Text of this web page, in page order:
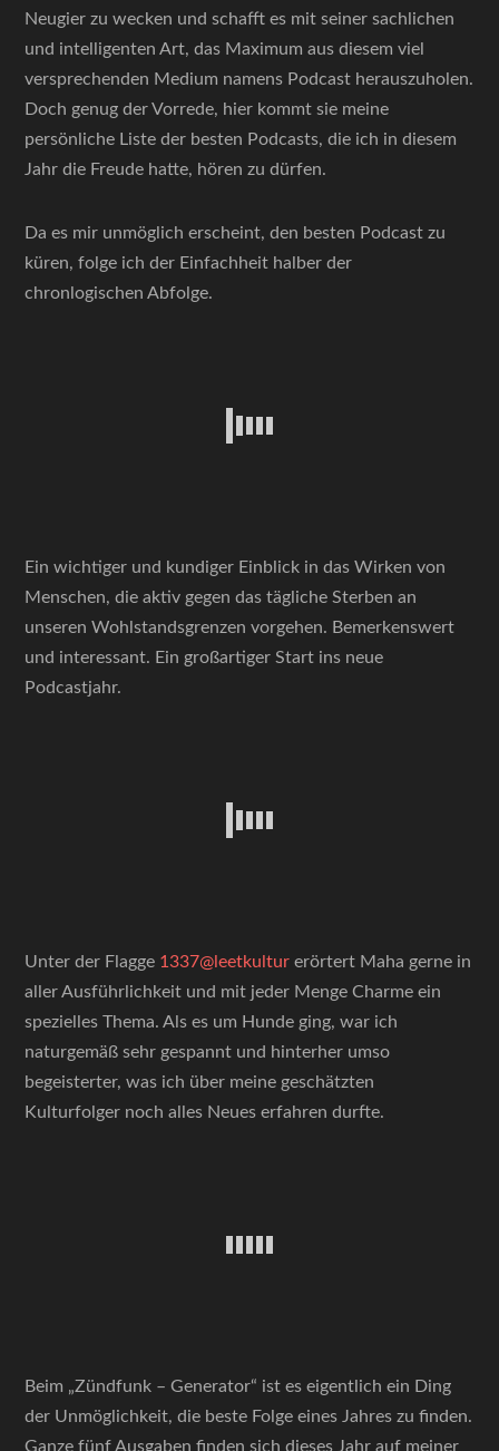
Neugier zu wecken und schafft es mit seiner sachlichen
und intelligenten Art, das Maximum aus diesem viel
versprechenden Medium namens Podcast herauszuholen.
Doch genug der Vorrede, hier kommt sie meine
persönliche Liste der besten Podcasts, die ich in diesem
Jahr die Freude hatte, hören zu dürfen.
Da es mir unmöglich erscheint, den besten Podcast zu
küren, folge ich der Einfachheit halber der
chronlogischen Abfolge.
Ein wichtiger und kundiger Einblick in das Wirken von
Menschen, die aktiv gegen das tägliche Sterben an
unseren Wohlstandsgrenzen vorgehen. Bemerkenswert
und interessant. Ein großartiger Start ins neue
Podcastjahr.
Unter der Flagge 1337@leetkultur erörtert Maha gerne in
aller Ausführlichkeit und mit jeder Menge Charme ein
spezielles Thema. Als es um Hunde ging, war ich
naturgemäß sehr gespannt und hinterher umso
begeisterter, was ich über meine geschätzten
Kulturfolger noch alles Neues erfahren durfte.
Beim „Zündfunk – Generator“ ist es eigentlich ein Ding
der Unmöglichkeit, die beste Folge eines Jahres zu finden.
Ganze fünf Ausgaben finden sich dieses Jahr auf meiner